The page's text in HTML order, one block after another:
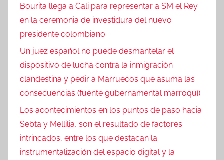
Bourita llega a Cali para representar a SM el Rey
en la ceremonia de investidura del nuevo
presidente colombiano
Un juez español no puede desmantelar el
dispositivo de lucha contra la inmigración
clandestina y pedir a Marruecos que asuma las
consecuencias (fuente gubernamental marroquí)
Los acontecimientos en los puntos de paso hacia
Sebta y Mellilia, son el resultado de factores
intrincados, entre los que destacan la
instrumentalización del espacio digital y la